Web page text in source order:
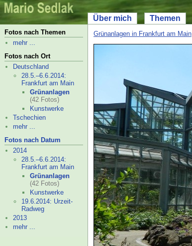
Über mich Themen
Fotos nach Themen
mehr ...
Fotos nach Ort
Deutschland
28.5.–6.6.2014:
Frankfurt am Main
Grünanlagen
(42 Fotos)
Kunstwerke
Tschechien
mehr ...
Fotos nach Datum
2014
28.5.–6.6.2014:
Frankfurt am Main
Grünanlagen
(42 Fotos)
Kunstwerke
19.6.2014: Urzeit-
Radweg
2013
mehr ...
Grünanlagen in Frankfurt am Main